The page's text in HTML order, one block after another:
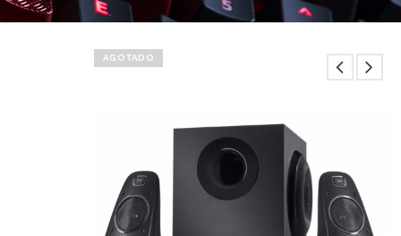
AGOTADO